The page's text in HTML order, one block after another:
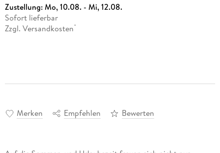
Zustellung:Mo, 10.08. - Mi, 12.08.
Sofort lieferbar
Zzgl. Versandkosten *
Merken Empfehlen Bewerten